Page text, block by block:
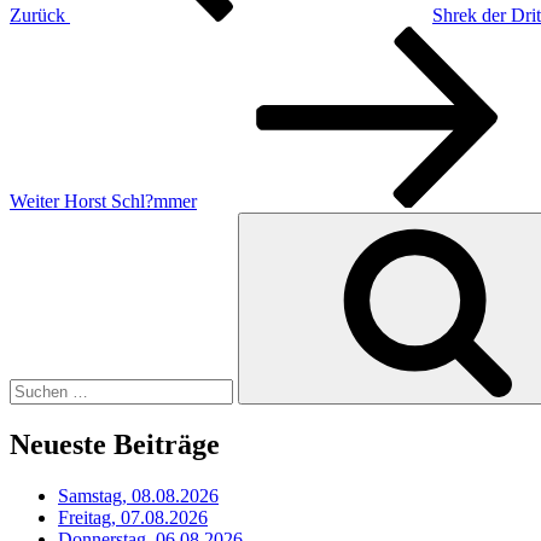
Zurück
Shrek der
Weiter Horst Schl?mmer
Neueste Beiträge
Samstag, 08.08.2026
Freitag, 07.08.2026